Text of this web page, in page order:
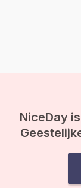
te voegen!
NiceDay